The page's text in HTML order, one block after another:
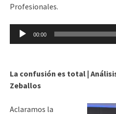
Profesionales.
Reproductor
00:00
La confusión es total |
Zeballos
Aclaramos la